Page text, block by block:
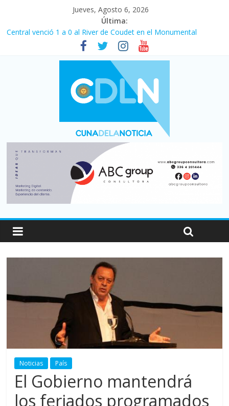
Jueves, Agosto 6, 2026
Última:
Central venció 1 a 0 al River de Coudet en el Monumental
La morosidad alcanzó su nivel más alto en dos décadas y ya
afecta a 400 mil deudores en Santa Fe
Desde que asumió Milei cerraron 41.000 kioscos: el sector
denuncia crisis como en 2001
Vacaciones de invierno con más movimiento y consumo
turístico: 4,6 millones de personas viajaron por el país, un 5,9%
Fuerte caída de la venta de autos usados en julio: bajó un 12,6%
Noticias País
El Gobierno mantendrá
los feriados programados